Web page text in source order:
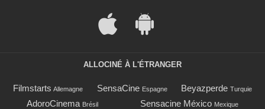
ALLOCINÉ À L'ÉTRANGER
Filmstarts Allemagne SensaCine Espagne Beyazperde Turquie
AdoroCinema Brésil Sensacine México Mexique